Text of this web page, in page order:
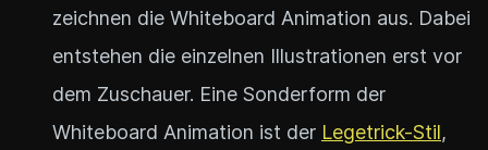
zeichnen die Whiteboard Animation aus. Dabei
entstehen die einzelnen Illustrationen erst vor
dem Zuschauer. Eine Sonderform der
Whiteboard Animation ist der Legetrick-Stil,